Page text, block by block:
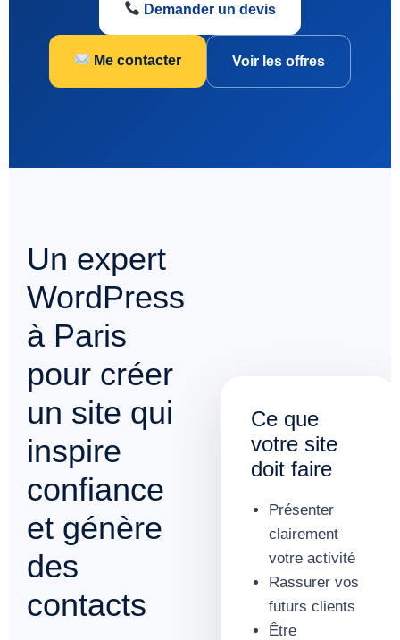
Demander un devis
Me contacter Voir les offres
Un expert
WordPress
à Paris
pour créer
un site qui
inspire
confiance
et génère
des
contacts
Ce que
votre site
doit faire
Présenter
clairement
votre activité
Rassurer vos
futurs clients
Être